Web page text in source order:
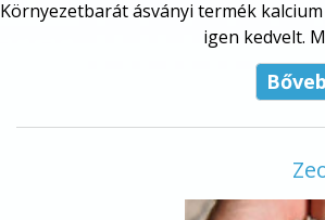
Környezetbarát ásványi termék
igen kedvelt.